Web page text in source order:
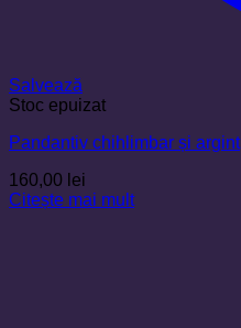
Salvează
Stoc epuizat
Pandantiv chihlimbar și argint
160,00 lei
Citește mai mult